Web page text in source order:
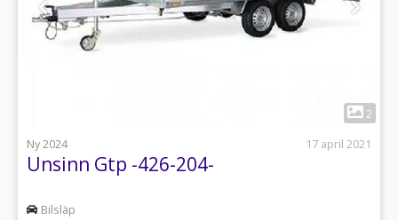
2
Ny 2024
17 april 2021
Unsinn Gtp -426-204-
Bilsläp